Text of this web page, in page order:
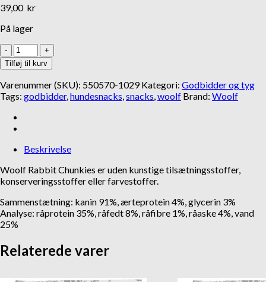
Lakse Kronch
Lakseskind
32,95kr
39,00 kr
På lager
Woolf
Rabbit
Chunkies
antal
Tilføj til kurv
Varenummer (SKU): 550570-1029 Kategori: Godbidder og tyg
Tags: godbidder,hundesnacks,snacks,woolf Brand: Woolf
Beskrivelse
Woolf Rabbit Chunkies er uden kunstige tilsætningsstoffer,
konserveringsstoffer eller farvestoffer.
Sammenstætning: kanin 91%, ærteprotein 4%, glycerin 3%
Analyse: råprotein 35%, råfedt 8%, råfibre 1%, råaske 4%, vand
25%
Relaterede varer